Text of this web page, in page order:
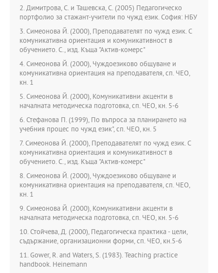
2. Димитрова, С. и Ташевска, С. (2005) Педагогическо
портфолио за стажант-учители по чужд език. София: НБУ
3. Симеонова Й. (2000), Преподавателят по чужд език. С
комуникативна ориентация и комуникативност в
обучението. С., изд. Къща "Актив-комерс"
4. Симеонова Й. (2000), Чуждоезиково общуване и
комуникативна ориентация на преподавателя, сп. ЧЕО,
кн. 1
5. Симеонова Й. (2000), Комуникативни акценти в
началната методическа подготовка, сп. ЧЕО, кн. 5-6
6. Стефанова П. (1999), По въпроса за планирането на
учебния процес по чужд език", сп. ЧЕО, кн. 5
7. Симеонова Й. (2000), Преподавателят по чужд език. С
комуникативна ориентация и комуникативност в
обучението. С., изд. Къща "Актив-комерс"
8. Симеонова Й. (2000), Чуждоезиково общуване и
комуникативна ориентация на преподавателя, сп. ЧЕО,
кн. 1
9. Симеонова Й. (2000), Комуникативни акценти в
началната методическа подготовка, сп. ЧЕО, кн. 5-6
10. Стойчева, Д. (2000), Педагогическа практика - цели,
съдържание, организационни форми, сп. ЧЕО, кн.5-6
11. Gower, R. and Waters, S. (1983). Teaching practice
handbook. Heinemann